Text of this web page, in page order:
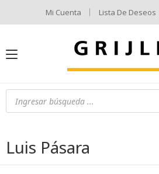
Mi Cuenta Lista De Deseos
Luis Pásara